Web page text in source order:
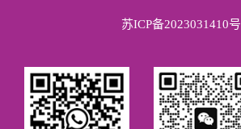
苏ICP备2023031410号